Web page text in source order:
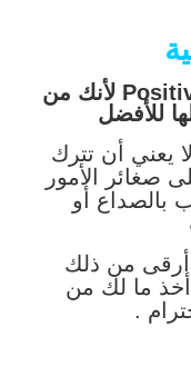
أن تترك
صغائر الأمور
بالصداع أو
أرقى من ذلك
ما لك من
.